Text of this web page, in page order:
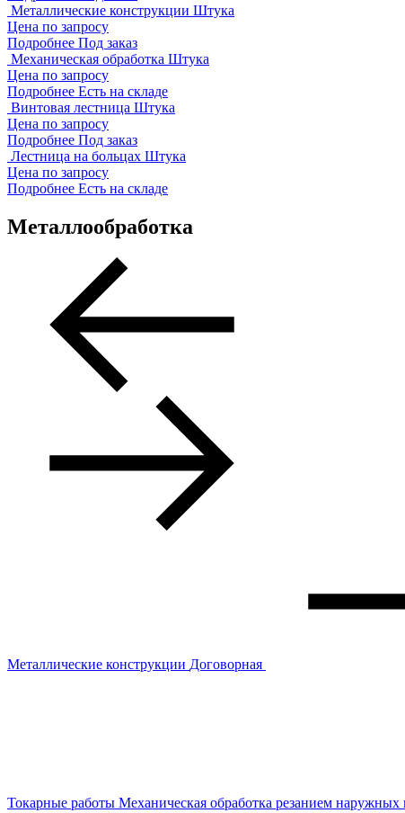
Металлические конструкции Штука
Цена по запросу
Подробнее Под заказ
Механическая обработка Штука
Цена по запросу
Подробнее Есть на складе
Винтовая лестница Штука
Цена по запросу
Подробнее Под заказ
Лестница на больцах Штука
Цена по запросу
Подробнее Есть на складе
Металлообработка
Металлические конструкции Договорная
Токарные работы Механическая обработка резанием